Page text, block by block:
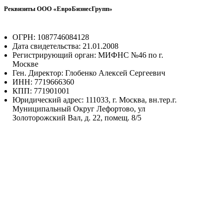
Реквизиты ООО «ЕвроБизнесГрупп»
ОГРН: 1087746084128
Дата свидетельства: 21.01.2008
Регистрирующий орган: МИФНС №46 по г.
Москве
Ген. Директор: Глобенко Алексей Сергеевич
ИНН: 7719666360
КПП: 771901001
Юридический адрес: 111033, г. Москва, вн.тер.г.
Муниципальный Округ Лефортово, ул
Золоторожский Вал, д. 22, помещ. 8/5